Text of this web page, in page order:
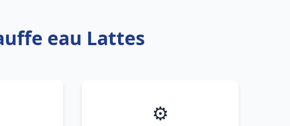
eau Lattes
⚙️